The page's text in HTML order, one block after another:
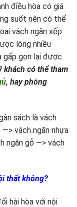
điều hòa có giá
suốt nên có thể
vách ngăn xếp
lòng nhiều
gấp gọn lại được
khách có thể tham
, hay phòng
sách là vách
vách ngăn nhựa
ngăn gỗ —> vách
thất không?
hài hòa với nội